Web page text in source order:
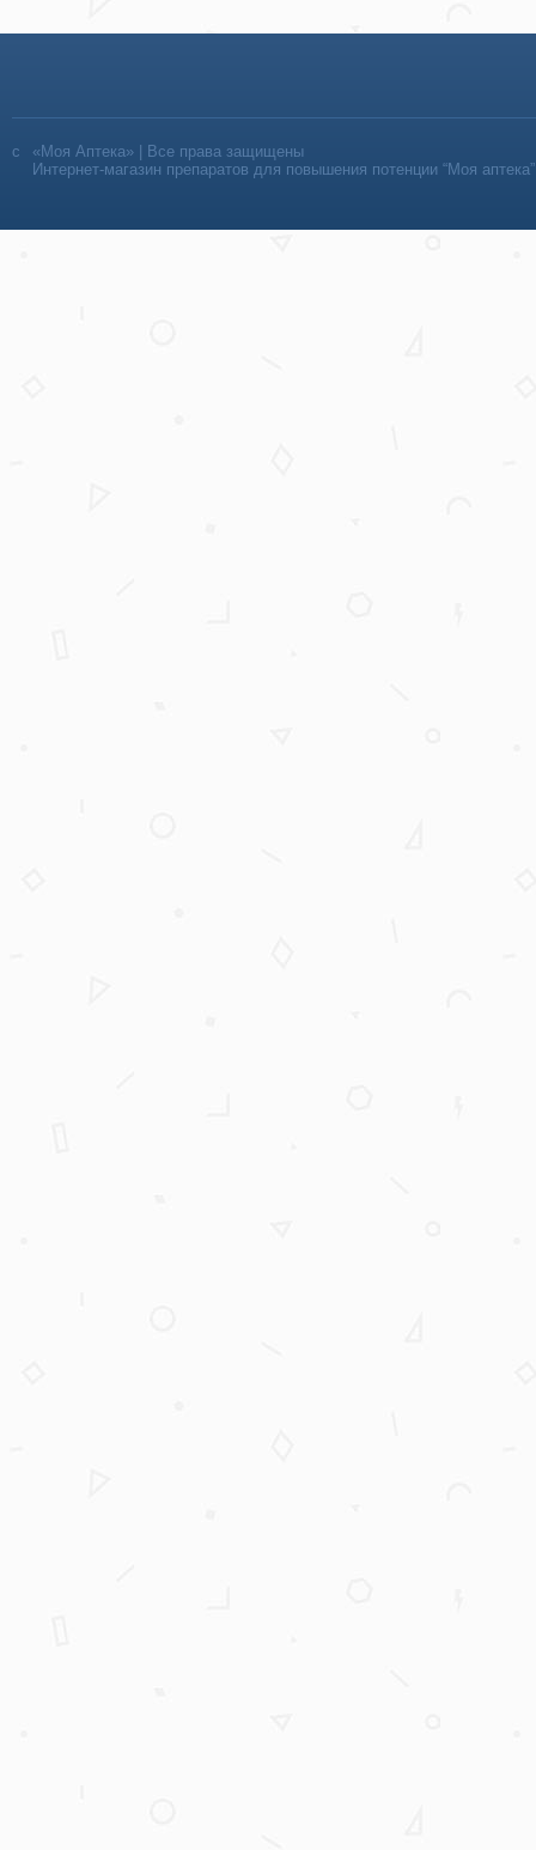
«Моя Аптека» | Все права защищены
Интернет-магазин препаратов для повышения потенции “Моя